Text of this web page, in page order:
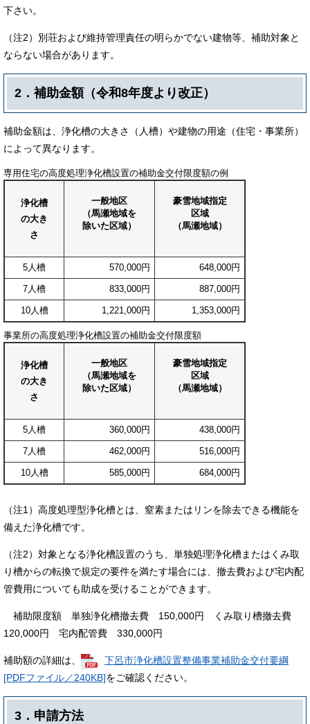
下さい。
（注2）別荘および維持管理責任の明らかでない建物等、補助対象と
ならない場合があります。
2．補助金額（令和8年度より改正）
補助金額は、浄化槽の大きさ（人槽）や建物の用途（住宅・事業所）
によって異なります。
専用住宅の高度処理浄化槽設置の補助金交付限度額の例
浄化槽
の大き
さ
一般地区
（馬瀬地域を
除いた区域）
豪雪地域指定
区域
（馬瀬地域）
5人槽 570,000円 648,000円
7人槽 833,000円 887,000円
10人槽 1,221,000円 1,353,000円
事業所の高度処理浄化槽設置の補助金交付限度額
浄化槽
の大き
さ
一般地区
（馬瀬地域を
除いた区域）
豪雪地域指定
区域
（馬瀬地域）
5人槽 360,000円 438,000円
7人槽 462,000円 516,000円
10人槽 585,000円 684,000円
（注1）高度処理型浄化槽とは、窒素またはリンを除去できる機能を
備えた浄化槽です。
（注2）対象となる浄化槽設置のうち、単独処理浄化槽またはくみ取
り槽からの転換で規定の要件を満たす場合には、撤去費および宅内配
管費用についても助成を受けることができます。
補助限度額 単独浄化槽撤去費 150,000円 くみ取り槽撤去費
120,000円 宅内配管費 330,000円
補助額の詳細は、
下呂市浄化槽設置整備事業補助金交付要綱
[PDFファイル／240KB]をご確認ください。
3．申請方法